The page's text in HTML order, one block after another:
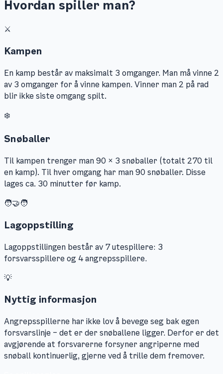
Hvordan spiller man?
⚔️
Kampen
En kamp består av maksimalt 3 omganger. Man må vinne 2
av 3 omganger for å vinne kampen. Vinner man 2 på rad
blir ikke siste omgang spilt.
❄️
Snøballer
Til kampen trenger man 90 × 3 snøballer (totalt 270 til
en kamp). Til hver omgang har man 90 snøballer. Disse
lages ca. 30 minutter før kamp.
🧑‍🤝‍🧑
Lagoppstilling
Lagoppstillingen består av 7 utespillere: 3
forsvarsspillere og 4 angrepsspillere.
💡
Nyttig informasjon
Angrepsspillerne har ikke lov å bevege seg bak egen
forsvarslinje – det er der snøballene ligger. Derfor er det
avgjørende at forsvarerne forsyner angriperne med
snøball kontinuerlig, gjerne ved å trille dem fremover.